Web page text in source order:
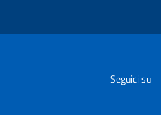
Seguici su